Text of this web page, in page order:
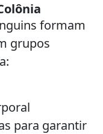
formam
grupos
para garantir